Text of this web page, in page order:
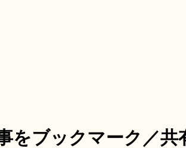
をブックマーク／共